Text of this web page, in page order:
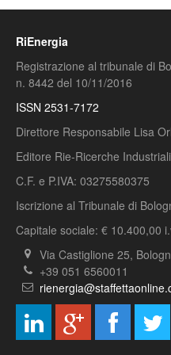
RiEnergia
Registrazione al tribunale di
n. 8442 del 10/11/2016
ISSN 2531-7172
Direttore Responsabile Lisa
Editore Rie-Ricerche
C.F. e P.IVA: 03275580375
Iscrizione al Tribunale di
Capitale sociale: € 10.400,00
Via Castiglione 25,
+39 051 6560011